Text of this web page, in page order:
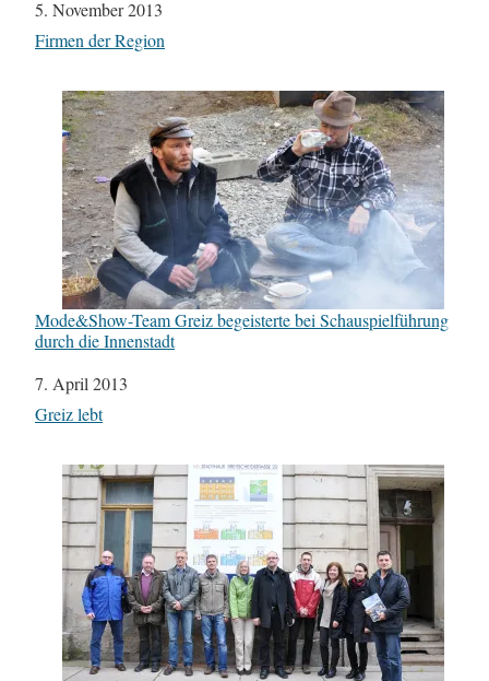
Datum
5. November 2013
In Bezug auf
Firmen der Region
Mode&Show-Team Greiz begeisterte bei Schauspielführung
durch die Innenstadt
Datum
7. April 2013
In Bezug auf
Greiz lebt